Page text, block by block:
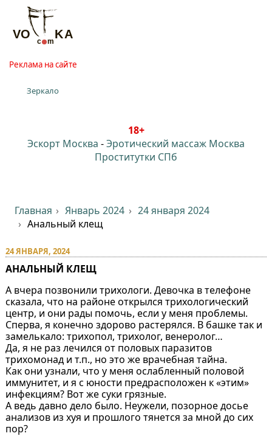
Реклама на сайте
Зеркало
18+
Эскорт Москва -Эротический массаж Москва
Проститутки СПб
Главная Январь 2024
24 января 2024
Анальный клещ
24 ЯНВАРЯ, 2024
АНАЛЬНЫЙ КЛЕЩ
А вчера позвонили трихологи. Девочка в телефоне
сказала, что на районе открылся трихологический
центр, и они рады помочь, если у меня проблемы.
Сперва, я конечно здорово растерялся. В башке так и
замелькало: трихопол, трихолог, венеролог…
Да, я не раз лечился от половых паразитов
трихомонад и т.п., но это же врачебная тайна.
Как они узнали, что у меня ослабленный половой
иммунитет, и я с юности предрасположен к «этим»
инфекциям? Вот же суки грязные.
А ведь давно дело было. Неужели, позорное досье
анализов из хуя и прошлого тянется за мной до сих
пор?